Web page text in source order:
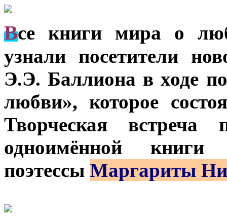
Все книги мира о
узнали посетители
Э.Э. Баллиона в ходе
любви», которое
Творческая
одноимённой книги
поэтессы Маргариты